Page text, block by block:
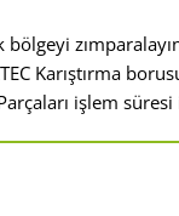
bölgeyi
Karıştırma
işlem süresi